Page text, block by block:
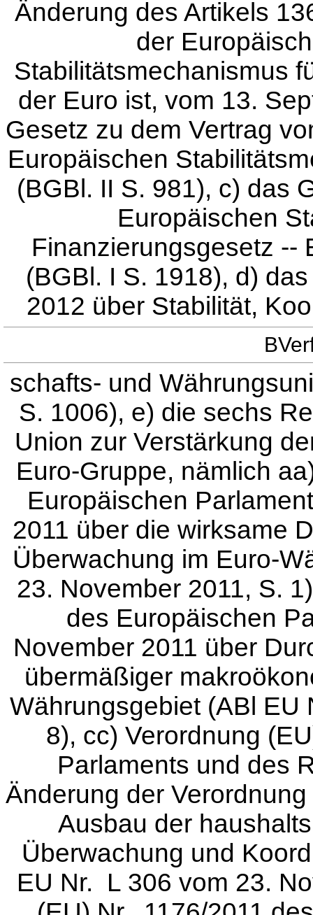
Änderung des Artikels
der
Stabilitätsmechanismus
der Euro ist, vom 13.
Gesetz zu dem Vertrag
Europäischen
(BGBl. II S. 981), c) das
Europäischen
Finanzierungsgesetz --
(BGBl. I S. 1918), d)
2012 über Stabilität,
schafts- und
S. 1006), e) die sechs
Union zur Verstärkung
Euro-Gruppe, nämlich
Europäischen
2011 über die wirksame
Überwachung im Euro-
23. November 2011, S.
des Europäischen
November 2011 über
übermäßiger
Währungsgebiet (ABl EU
8), cc) Verordnung
Parlaments und des
Änderung der
Ausbau der
Überwachung und
EU Nr. L 306 vom 23.